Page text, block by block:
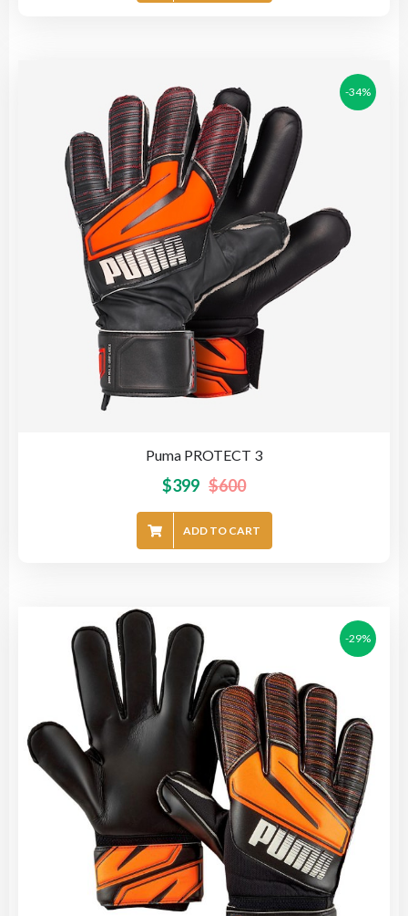
-34%
Puma PROTECT 3
$600
$399
ADD TO CART
-29%